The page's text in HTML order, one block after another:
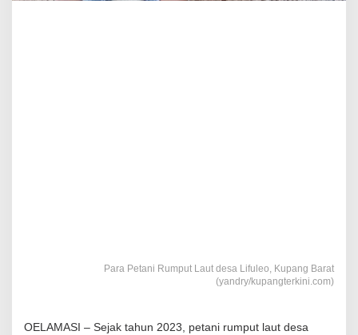
Para Petani Rumput Laut desa Lifuleo, Kupang Barat
(yandry/kupangterkini.com)
OELAMASI – Sejak tahun 2023, petani rumput laut desa